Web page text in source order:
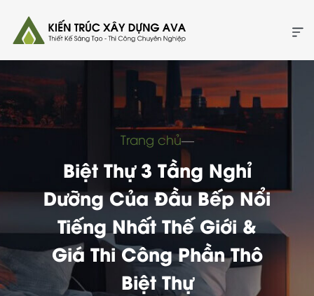
Trang chủ―
Biệt Thự 3 Tầng Nghỉ
Dưỡng Của Đầu Bếp Nổi
Tiếng Nhất Thế Giới &
Giá Thi Công Phần Thô
Biệt Thự